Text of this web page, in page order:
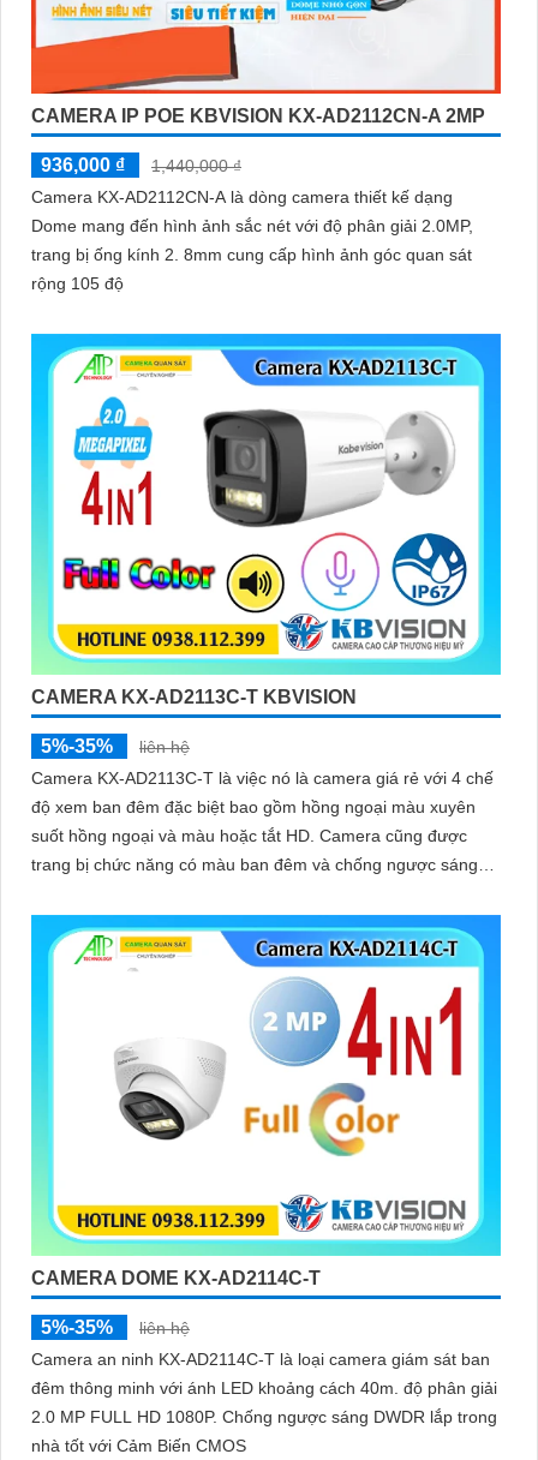
CAMERA IP POE KBVISION KX-AD2112CN-A 2MP
936,000 ₫
1,440,000 ₫
Camera KX-AD2112CN-A là dòng camera thiết kế dạng
Dome mang đến hình ảnh sắc nét với độ phân giải 2.0MP,
trang bị ống kính 2. 8mm cung cấp hình ảnh góc quan sát
rộng 105 độ
CAMERA KX-AD2113C-T KBVISION
5%-35%
liên hệ
Camera KX-AD2113C-T là việc nó là camera giá rẻ với 4 chế
độ xem ban đêm đặc biệt bao gồm hồng ngoại màu xuyên
suốt hồng ngoại và màu hoặc tắt HD. Camera cũng được
trang bị chức năng có màu ban đêm và chống ngược sáng
CAMERA DOME KX-AD2114C-T
5%-35%
liên hệ
Camera an ninh KX-AD2114C-T là loại camera giám sát ban
đêm thông minh với ánh LED khoảng cách 40m. độ phân giải
2.0 MP FULL HD 1080P. Chống ngược sáng DWDR lắp trong
nhà tốt với Cảm Biến CMOS